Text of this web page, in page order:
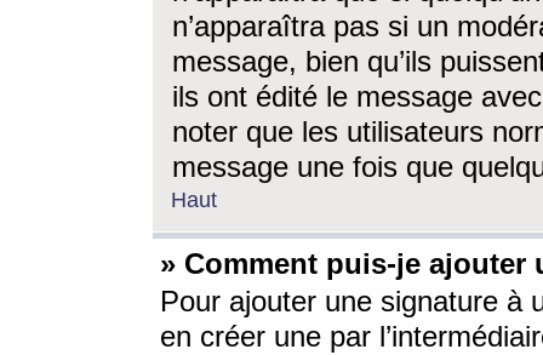
n’apparaîtra pas si un
message, bien qu’ils
ils ont édité le message
noter que les utilisateurs
message une fois que
Haut
» Comment puis-je ajouter
Pour ajouter une signature à
en créer une par